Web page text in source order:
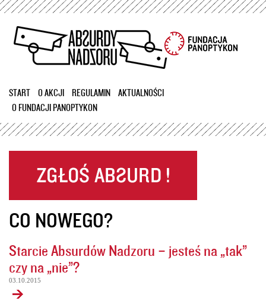
Przejdź
treści
START O AKCJI REGULAMIN
AKTUALNOŚCI
O FUNDACJI PANOPTYKON
CO NOWEGO?
Starcie Absurdów Nadzoru – jesteś na „tak”
czy na „nie”?
03.10.2015